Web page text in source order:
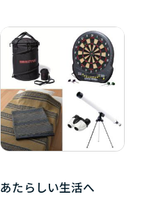
あたらしい生活へ